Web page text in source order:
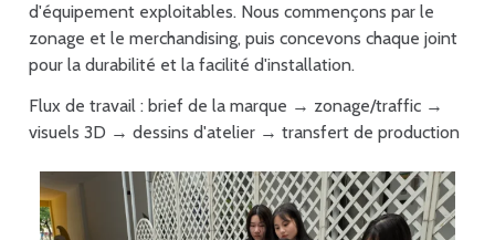
d'équipement exploitables. Nous commençons par le
zonage et le merchandising, puis concevons chaque joint
pour la durabilité et la facilité d'installation.
Flux de travail : brief de la marque → zonage/traffic →
visuels 3D → dessins d'atelier → transfert de production